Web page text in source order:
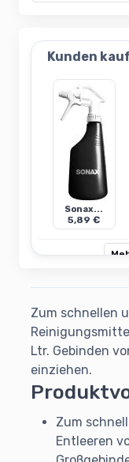
Kunden
Sonax...
5,89 €
Zum schnellen
Ltr. Gebinden
einziehen.
Zum
Entleeren